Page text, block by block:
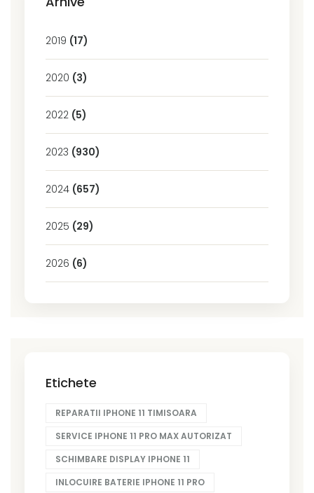
2019 (17)
2020 (3)
2022 (5)
2023 (930)
2024 (657)
2025 (29)
2026 (6)
Etichete
REPARATII IPHONE 11 TIMISOARA
SERVICE IPHONE 11 PRO MAX AUTORIZAT
SCHIMBARE DISPLAY IPHONE 11
INLOCUIRE BATERIE IPHONE 11 PRO